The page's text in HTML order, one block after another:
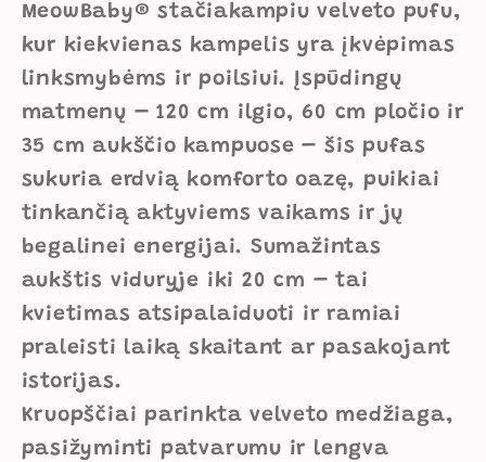
MeowBaby® stačiakampiu velveto pufu,
kur kiekvienas kampelis yra įkvėpimas
linksmybėms ir poilsiui. Įspūdingų
matmenų – 120 cm ilgio, 60 cm pločio ir
35 cm aukščio kampuose – šis pufas
sukuria erdvią komforto oazę, puikiai
tinkančią aktyviems vaikams ir jų
begalinei energijai. Sumažintas
aukštis viduryje iki 20 cm – tai
kvietimas atsipalaiduoti ir ramiai
praleisti laiką skaitant ar pasakojant
istorijas.
Kruopščiai parinkta velveto medžiaga,
pasižyminti patvarumu ir lengva